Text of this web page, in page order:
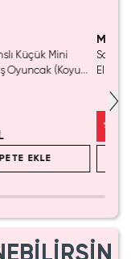
Küçük Mini
Oyuncak (Koyu
EKLE
Sanrio
Elma
%